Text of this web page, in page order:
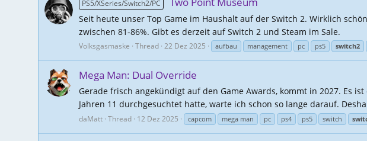
PS5/XSeries/Switch2/PC
Seit heute unser Top Game im Haushalt auf der Switch 2. Wirklich
zwischen 81-86%. Gibt es derzeit auf Switch 2 und Steam im Sale.
Volksgasmaske Thread 22 Dez 2025 aufbau management pc ps5 switch2
Mega Man: Dual Override
Gerade frisch angekündigt auf den Game Awards, kommt in 2027. Es
Jahren 11 durchgesuchtet hatte, warte ich schon so lange darauf.
daMatt Thread 12 Dez 2025 capcom mega man pc ps4 ps5 switch